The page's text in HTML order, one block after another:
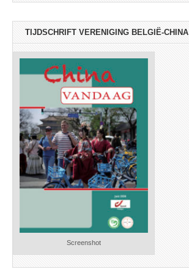
TIJDSCHRIFT VERENIGING BELGIË-CHINA
Screenshot